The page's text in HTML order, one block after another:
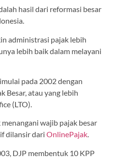
hasil dari reformasi besar
administrasi pajak lebih
lebih baik dalam melayani
pada 2002 dengan
Besar, atau yang lebih
(LTO).
wajib pajak besar
dilansir dari OnlinePajak.
DJP membentuk 10 KPP